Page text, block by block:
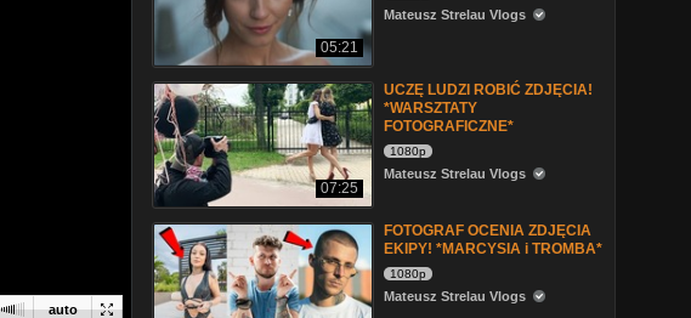
auto
05:21
Mateusz Strelau Vlogs
07:25
UCZĘ LUDZI ROBIĆ ZDJĘCIA!
*WARSZTATY
FOTOGRAFICZNE*
1080p
Mateusz Strelau Vlogs
FOTOGRAF OCENIA ZDJĘCIA
EKIPY! *MARCYSIA i TROMBA*
1080p
Mateusz Strelau Vlogs